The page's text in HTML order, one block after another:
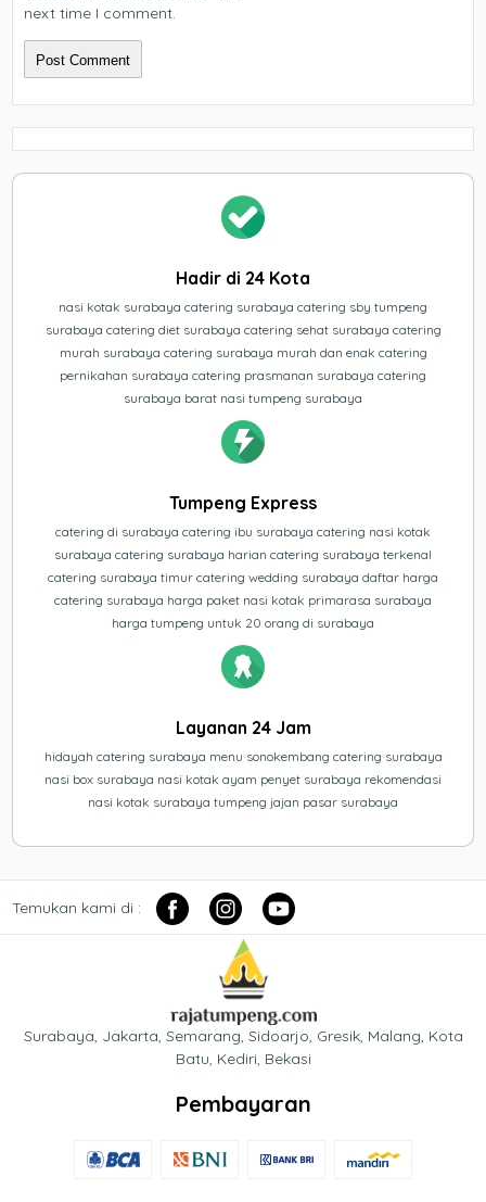
next time I comment.
Hadir di 24 Kota
nasi kotak surabaya catering surabaya catering sby tumpeng
surabaya catering diet surabaya catering sehat surabaya catering
murah surabaya catering surabaya murah dan enak catering
pernikahan surabaya catering prasmanan surabaya catering
surabaya barat nasi tumpeng surabaya
Tumpeng Express
catering di surabaya catering ibu surabaya catering nasi kotak
surabaya catering surabaya harian catering surabaya terkenal
catering surabaya timur catering wedding surabaya daftar harga
catering surabaya harga paket nasi kotak primarasa surabaya
harga tumpeng untuk 20 orang di surabaya
Layanan 24 Jam
hidayah catering surabaya menu sonokembang catering surabaya
nasi box surabaya nasi kotak ayam penyet surabaya rekomendasi
nasi kotak surabaya tumpeng jajan pasar surabaya
Temukan kami di :
Surabaya, Jakarta, Semarang, Sidoarjo, Gresik, Malang, Kota
Batu, Kediri, Bekasi
Pembayaran